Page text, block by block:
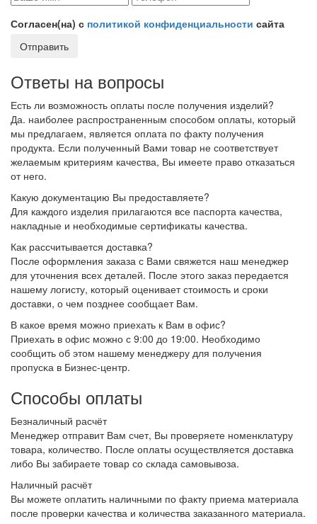
Согласен(на) с политикой конфиденциальности сайта
Отправить
Ответы на вопросы
Есть ли возможность оплаты после получения изделий?
Да. наиболее распространенным способом оплаты, который
мы предлагаем, является оплата по факту получения
продукта. Если полученный Вами товар не соответствует
желаемым критериям качества, Вы имеете право отказаться
от него.
Какую документацию Вы предоставляете?
Для каждого изделия прилагаются все паспорта качества,
накладные и необходимые сертификаты качества.
Как рассчитывается доставка?
После оформления заказа с Вами свяжется наш менеджер
для уточнения всех деталей. После этого заказ передается
нашему логисту, который оценивает стоимость и сроки
доставки, о чем позднее сообщает Вам.
В какое время можно приехать к Вам в офис?
Приехать в офис можно с 9:00 до 19:00. Необходимо
сообщить об этом нашему менеджеру для получения
пропусĸа в Бизнес-центр.
Способы оплаты
Безналичный расчёт
Менеджер отправит Вам счет, Вы проверяете номенклатуру
товара, количество. После оплаты осуществляется доставка
либо Вы забираете товар со склада самовывоза.
Наличный расчёт
Вы можете оплатить наличными по факту приема материала
после проверки качества и количества заказанного материала.